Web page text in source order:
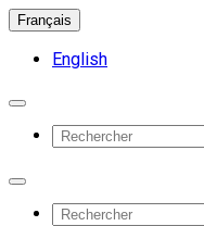
Français
English